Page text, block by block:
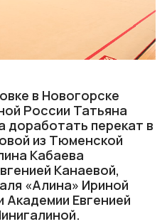
в Новогорске
России Татьяна
доработать перекат в
из Тюменской
Кабаева
Канаевой,
«Алина» Ириной
Академии Евгенией